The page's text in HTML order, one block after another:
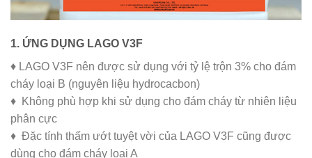
1. ỨNG DỤNG LAGO V3F
♦ LAGO V3F nên được sử dụng với tỷ lệ trộn 3% cho đám
cháy loại B (nguyên liệu hydrocacbon)
♦ Không phù hợp khi sử dụng cho đám cháy từ nhiên liệu
phân cực
♦ Đặc tính thấm ướt tuyệt vời của LAGO V3F cũng được
dùng cho đám cháy loại A